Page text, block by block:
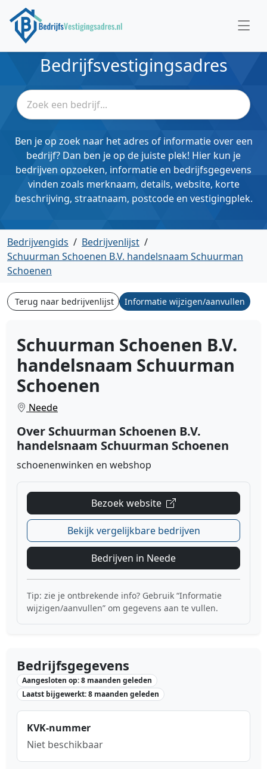
Bedrijfsvestigingsadres
Ben je op zoek naar het adres of informatie over een
bedrijf? Dan ben je op de juiste plek! Hier kun je
bedrijven opzoeken, informatie en bedrijfsgegevens
vinden zoals merknaam, details, website, korte
beschrijving, straatnaam, postcode en vestigingplek.
Bedrijvengids / Bedrijvenlijst /
Schuurman Schoenen B.V. handelsnaam Schuurman
Schoenen
Terug naar bedrijvenlijst Informatie wijzigen/aanvullen
Schuurman Schoenen B.V.
handelsnaam Schuurman
Schoenen
Neede
Over Schuurman Schoenen B.V.
handelsnaam Schuurman Schoenen
schoenenwinken en webshop
Bezoek website
Bekijk vergelijkbare bedrijven
Bedrijven in Neede
Tip: zie je ontbrekende info? Gebruik “Informatie
wijzigen/aanvullen” om gegevens aan te vullen.
Bedrijfsgegevens
Aangesloten op: 8 maanden geleden
Laatst bijgewerkt: 8 maanden geleden
KVK-nummer
Niet beschikbaar